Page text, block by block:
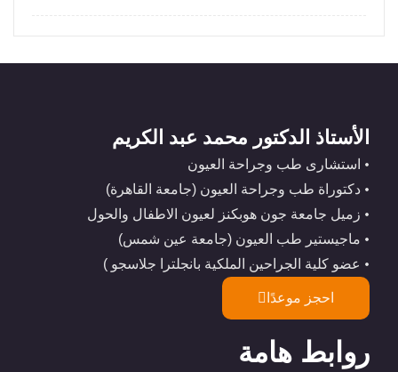
الأستاذ الدكتور محمد عبد الكريم
استشارى طب وجراحة العيون
دكتوراة طب وجراحة العيون (جامعة القاهرة)
زميل جامعة جون هوبكنز لعيون الاطفال والحول
ماجيستير طب العيون (جامعة عين شمس)
عضو كلية الجراحين الملكية بانجلترا جلاسجو )
احجز موعدًا
روابط هامة